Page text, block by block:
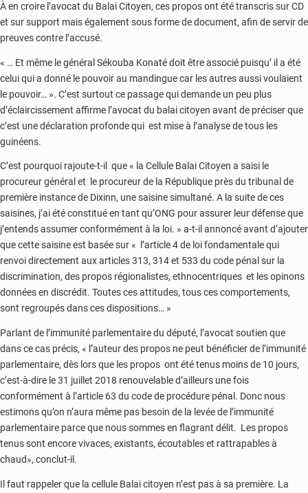
À en croire l’avocat du Balai Citoyen, ces propos ont été transcris sur CD
et sur support mais également sous forme de document, afin de servir de
preuves contre l’accusé.
« … Et même le général Sékouba Konaté doit être associé puisqu’ il a été
celui qui a donné le pouvoir au mandingue car les autres aussi voulaient
le pouvoir… ». C’est surtout ce passage qui demande un peu plus
d’éclaircissement affirme l’avocat du balai citoyen avant de préciser que
c’est une déclaration profonde qui est mise à l’analyse de tous les
guinéens.
C’est pourquoi rajoute-t-il que « la Cellule Balai Citoyen a saisi le
procureur général et le procureur de la République près du tribunal de
première instance de Dixinn, une saisine simultané. A la suite de ces
saisines, j’ai été constitué en tant qu’ONG pour assurer leur défense que
j’entends assumer conformément à la loi. » a-t-il annoncé avant d’ajouter
que cette saisine est basée sur « l’article 4 de loi fondamentale qui
renvoi directement aux articles 313, 314 et 533 du code pénal sur la
discrimination, des propos régionalistes, ethnocentriques et les opinons
données en discrédit. Toutes ces attitudes, tous ces comportements,
sont regroupés dans ces dispositions… »
Parlant de l’immunité parlementaire du député, l’avocat soutien que
dans ce cas précis, « l’auteur des propos ne peut bénéficier de l’immunité
parlementaire, dès lors que les propos ont été tenus moins de 10 jours,
c’est-à-dire le 31 juillet 2018 renouvelable d’ailleurs une fois
conformément à l’article 63 du code de procédure pénal. Donc nous
estimons qu’on n’aura même pas besoin de la levée de l’immunité
parlementaire parce que nous sommes en flagrant délit. Les propos
tenus sont encore vivaces, existants, écoutables et rattrapables à
chaud», conclut-il.
Il faut rappeler que la cellule Balai citoyen n’est pas à sa première. La